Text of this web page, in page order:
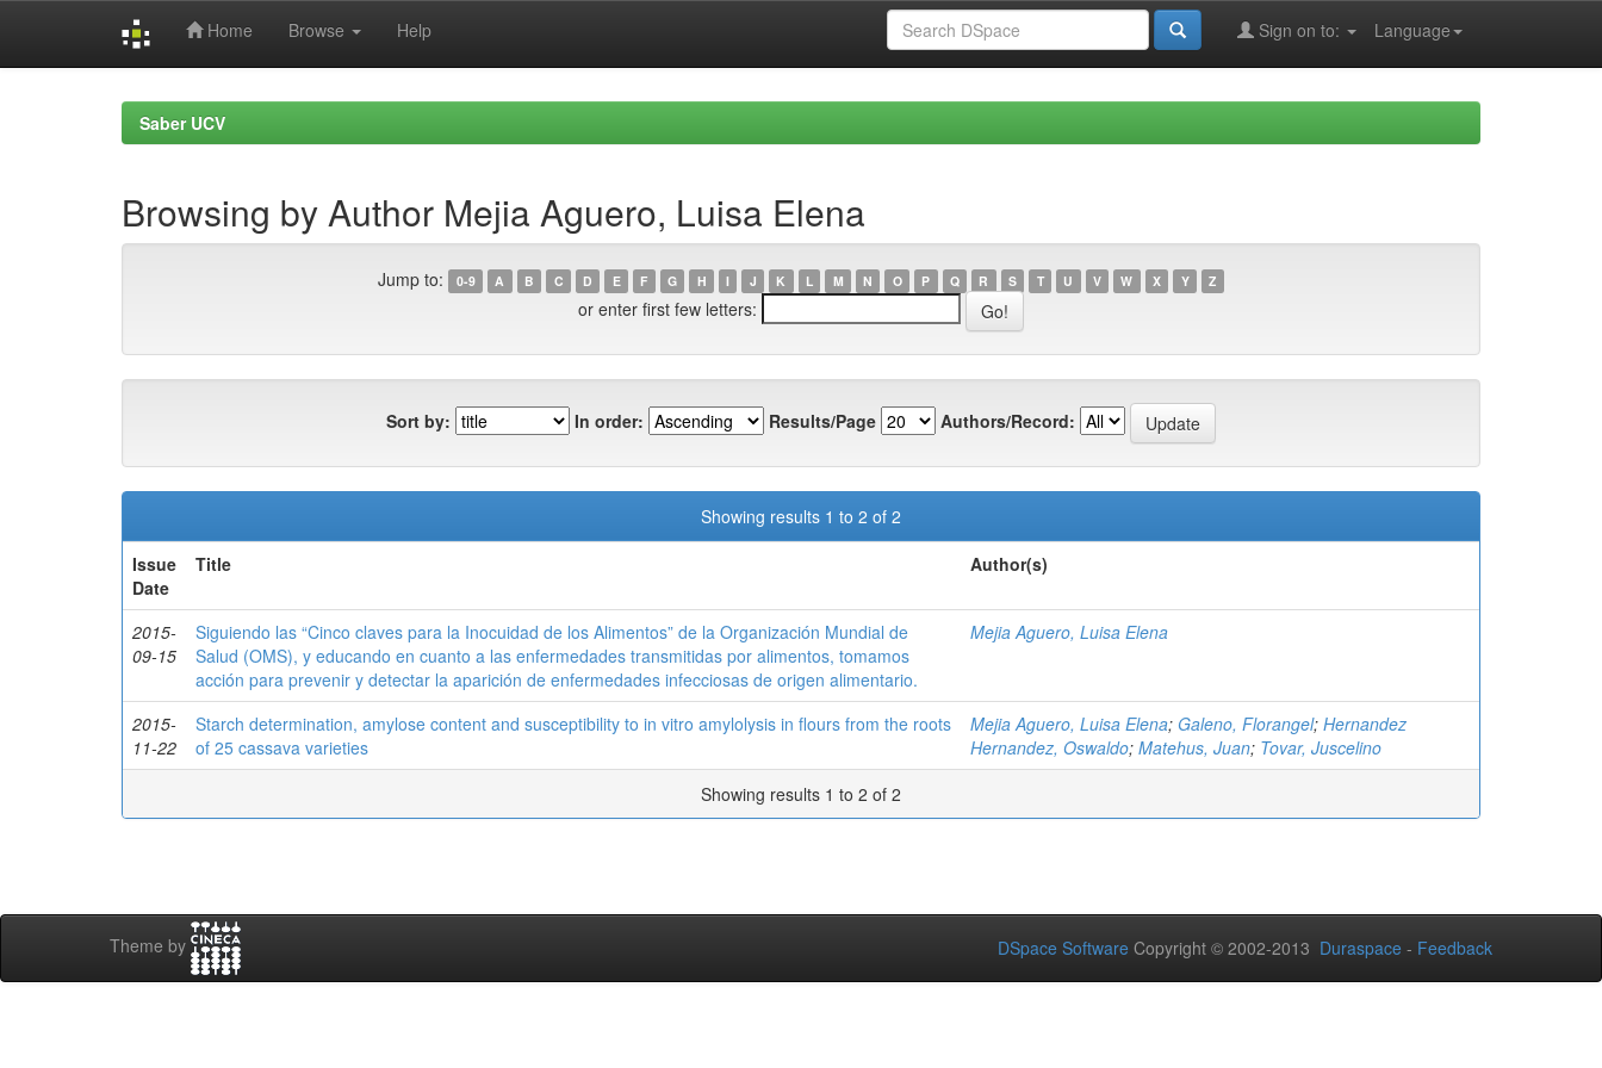
Home Browse Help Language
Sign on to:
Saber UCV
Browsing by Author Mejia Aguero, Luisa Elena
Jump to: 0-9 A B C D E F G H I J K L M N O P Q R S T U V W X Y Z
or enter first few letters:
Sort by: In order: Results/Page Authors/Record:
Showing results 1 to 2 of 2
Issue
Date
Title Author(s)
2015-
09-15
Siguiendo las “Cinco claves para la Inocuidad de los Alimentos” de la Organización Mundial de
Salud (OMS), y educando en cuanto a las enfermedades transmitidas por alimentos, tomamos
acción para prevenir y detectar la aparición de enfermedades infecciosas de origen alimentario.
Mejia Aguero, Luisa Elena
2015-
11-22
Starch determination, amylose content and susceptibility to in vitro amylolysis in flours from the roots
of 25 cassava varieties
Mejia Aguero, Luisa Elena; Galeno, Florangel; Hernandez
Hernandez, Oswaldo; Matehus, Juan; Tovar, Juscelino
Showing results 1 to 2 of 2
Theme by DSpace Software Copyright © 2002-2013 Duraspace - Feedback